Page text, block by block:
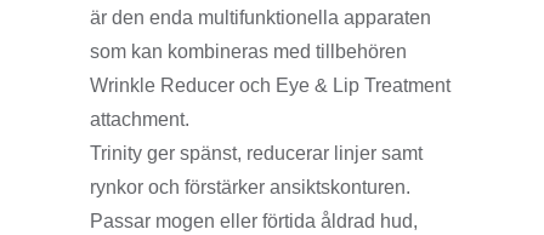
är den enda multifunktionella apparaten
som kan kombineras med tillbehören
Wrinkle Reducer och Eye & Lip Treatment
attachment.
Trinity ger spänst, reducerar linjer samt
rynkor och förstärker ansiktskonturen.
Passar mogen eller förtida åldrad hud,